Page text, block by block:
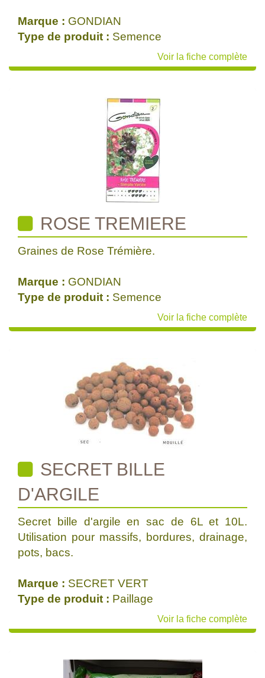
Marque : GONDIAN
Type de produit : Semence
Voir la fiche complète
ROSE TREMIERE
Graines de Rose Trémière.
Marque : GONDIAN
Type de produit : Semence
Voir la fiche complète
SECRET BILLE
D'ARGILE
Secret bille d'argile en sac de 6L et 10L.
Utilisation pour massifs, bordures, drainage,
pots, bacs.
Marque : SECRET VERT
Type de produit : Paillage
Voir la fiche complète